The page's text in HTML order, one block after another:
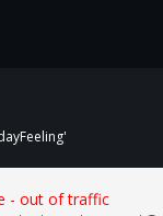
- out of traffic